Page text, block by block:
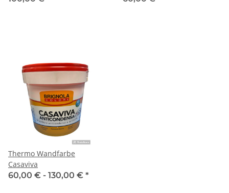
Thermo Wandfarbe
Casaviva
60,00 € - 130,00 € *